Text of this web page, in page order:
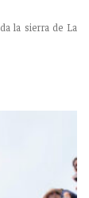
la sierra de La